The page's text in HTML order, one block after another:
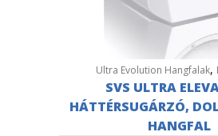
Ultra Evolution Hangfalak,
SVS ULTRA
HÁTTÉRSUGÁRZÓ,
HANGFAL